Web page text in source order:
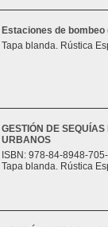
Estaciones de bombeo
Tapa blanda. Rústica
GESTIÓN DE
URBANOS
ISBN: 978-84-8948-
Tapa blanda. Rústica